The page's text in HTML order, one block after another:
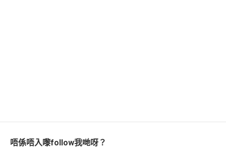
唔係唔入嚟follow我哋呀？